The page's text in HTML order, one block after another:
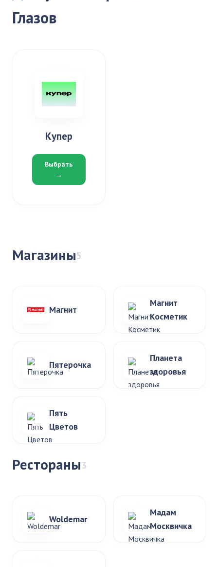
Глазов
Купер
Выбрать
→
Магазины5
Магнит
Магнит
Косметик
Пятерочка
Планета
здоровья
Пять
Цветов
Рестораны3
Woldemar
Мадам
Москвичка